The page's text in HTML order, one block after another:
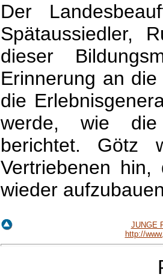
Der
Spätaussiedler,
dieser
Erinnerung an
die
werde, wie
berichtet. Götz
Vertriebenen
wieder
JUNGE
http://